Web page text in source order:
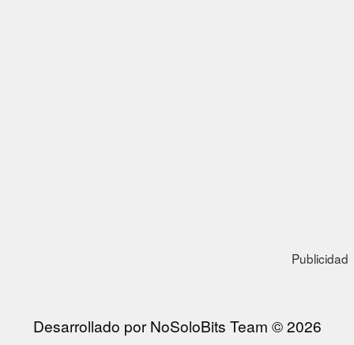
Publicidad
Desarrollado por NoSoloBits Team © 2026